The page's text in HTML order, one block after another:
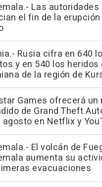
Las autoridades
el fin de la
Rusia cifra en 640
y en 540 los heridos
de la región de
Games ofrecerá un
de Grand Theft
agosto en Netflix y
El volcán de
aumenta su
evacuaciones